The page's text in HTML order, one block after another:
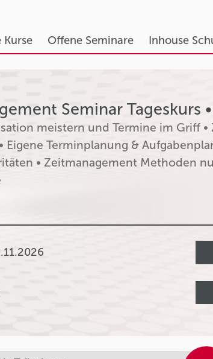
Kurse Offene Seminare Inhouse
Seminar Tageskurs
meistern und Termine im Griff
Eigene Terminplanung &
• Zeitmanagement Methoden